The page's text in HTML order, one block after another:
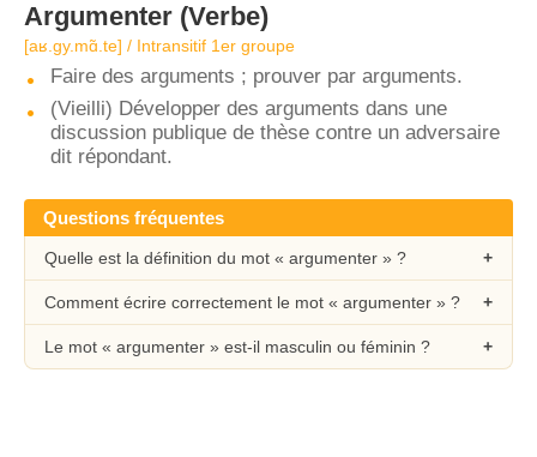
Argumenter (Verbe)
[aʁ.ɡy.mɑ̃.te] / Intransitif 1er groupe
Faire des arguments ; prouver par arguments.
(Vieilli) Développer des arguments dans une
discussion publique de thèse contre un adversaire
dit répondant.
Questions fréquentes
Quelle est la définition du mot « argumenter » ?
Comment écrire correctement le mot « argumenter » ?
Le mot « argumenter » est-il masculin ou féminin ?